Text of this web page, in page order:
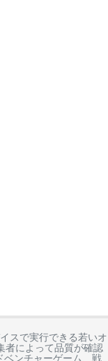
スで実行できる若いオ
者によって品質が確認
ベンチャーゲーム、戦